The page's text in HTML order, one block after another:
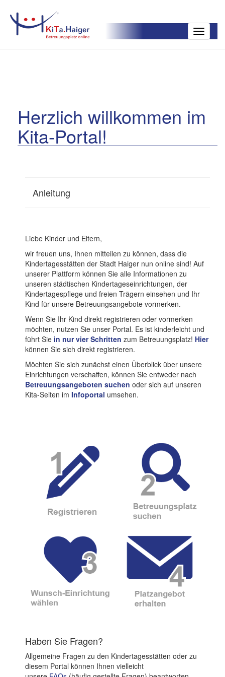
Toggle
Herzlich willkommen im
Kita-Portal!
Anleitung
Liebe Kinder und Eltern,
wir freuen uns, Ihnen mitteilen zu können, dass die
Kindertagesstätten der Stadt Haiger nun online sind! Auf
unserer Plattform können Sie alle Informationen zu
unseren städtischen Kindertageseinrichtungen, der
Kindertagespflege und freien Trägern einsehen und Ihr
Kind für unsere Betreuungsangebote vormerken.
Wenn Sie Ihr Kind direkt registrieren oder vormerken
möchten, nutzen Sie unser Portal. Es ist kinderleicht und
führt Sie in nur vier Schritten zum Betreuungsplatz! Hier
können Sie sich direkt registrieren.
Möchten Sie sich zunächst einen Überblick über unsere
Einrichtungen verschaffen, können Sie entweder nach
Betreuungsangeboten suchen oder sich auf unseren
Kita-Seiten im Infoportal umsehen.
Haben Sie Fragen?
Allgemeine Fragen zu den Kindertagesstätten oder zu
diesem Portal können Ihnen vielleicht